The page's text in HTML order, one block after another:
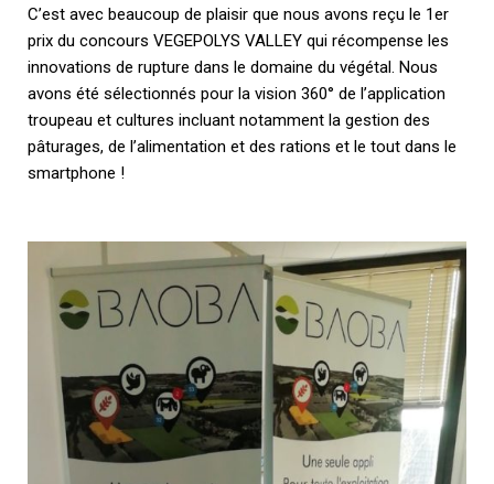
C’est avec beaucoup de plaisir que nous avons reçu le 1er
prix du concours VEGEPOLYS VALLEY qui récompense les
innovations de rupture dans le domaine du végétal. Nous
avons été sélectionnés pour la vision 360° de l’application
troupeau et cultures incluant notamment la gestion des
pâturages, de l’alimentation et des rations et le tout dans le
smartphone !